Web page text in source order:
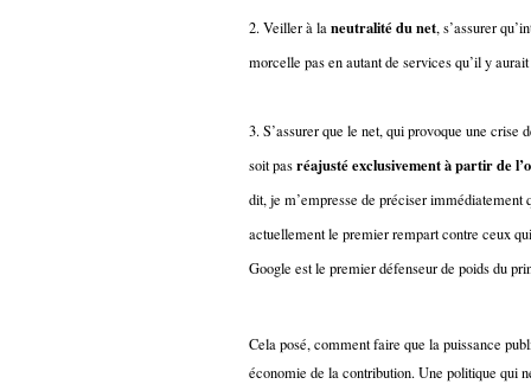
2. Veiller à laneutralité du net, s’assurer
morcelle pas en autant de services qu’il y
3. S’assurer que le net, qui provoque une crise
soit pasréajusté exclusivement à partir de
dit, je m’empresse de préciser immédiatement
actuellement le premier rempart contre ceux
Google est le premier défenseur de poids du
Cela posé, comment faire que la puissance
économie de la contribution. Une politique qui